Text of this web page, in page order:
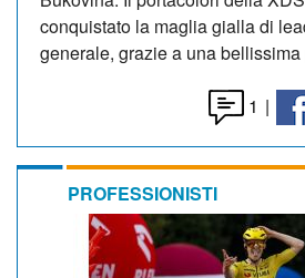
conquistato la maglia gialla di
generale, grazie a una
1 |
PROFESSIONISTI